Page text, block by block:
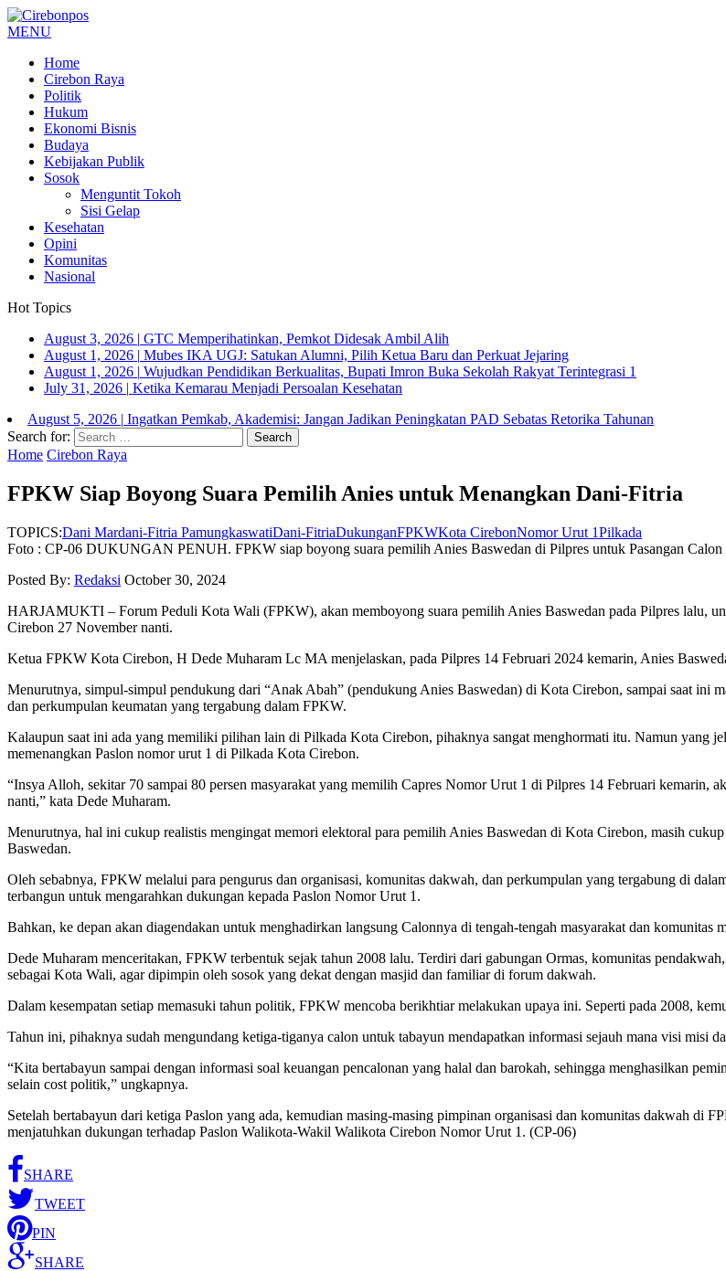
MENU
Home
Cirebon Raya
Politik
Hukum
Ekonomi Bisnis
Budaya
Kebijakan Publik
Sosok
Menguntit Tokoh
Sisi Gelap
Kesehatan
Opini
Komunitas
Nasional
Hot Topics
August 3, 2026 | GTC Memperihatinkan, Pemkot Didesak Ambil Alih
August 1, 2026 | Mubes IKA UGJ: Satukan Alumni, Pilih Ketua Baru dan Perkuat Jejaring
August 1, 2026 | Wujudkan Pendidikan Berkualitas, Bupati Imron Buka Sekolah Rakyat Terintegrasi 1
July 31, 2026 | Ketika Kemarau Menjadi Persoalan Kesehatan
August 5, 2026 | Ingatkan Pemkab, Akademisi: Jangan Jadikan Peningkatan PAD Sebatas Retorika Tahunan
Search for:
Home Cirebon Raya
FPKW Siap Boyong Suara Pemilih Anies untuk Menangkan Dani-Fitria
TOPICS:Dani Mardani-Fitria PamungkaswatiDani-FitriaDukunganFPKWKota CirebonNomor Urut 1Pilkada
Foto : CP-06 DUKUNGAN PENUH. FPKW siap boyong suara pemilih Anies Baswedan di Pilpres untuk Pasangan
Posted By: Redaksi October 30, 2024
HARJAMUKTI – Forum Peduli Kota Wali (FPKW), akan memboyong suara pemilih Anies Baswedan pada Pilpres lalu,
Cirebon 27 November nanti.
Ketua FPKW Kota Cirebon, H Dede Muharam Lc MA menjelaskan, pada Pilpres 14 Februari 2024 kemarin, Anies
Menurutnya, simpul-simpul pendukung dari “Anak Abah” (pendukung Anies Baswedan) di Kota Cirebon, sampai saat ini
dan perkumpulan keumatan yang tergabung dalam FPKW.
Kalaupun saat ini ada yang memiliki pilihan lain di Pilkada Kota Cirebon, pihaknya sangat menghormati itu. Namun yang
memenangkan Paslon nomor urut 1 di Pilkada Kota Cirebon.
“Insya Alloh, sekitar 70 sampai 80 persen masyarakat yang memilih Capres Nomor Urut 1 di Pilpres 14 Februari
nanti,” kata Dede Muharam.
Menurutnya, hal ini cukup realistis mengingat memori elektoral para pemilih Anies Baswedan di Kota Cirebon, masih
Baswedan.
Oleh sebabnya, FPKW melalui para pengurus dan organisasi, komunitas dakwah, dan perkumpulan yang tergabung di
terbangun untuk mengarahkan dukungan kepada Paslon Nomor Urut 1.
Bahkan, ke depan akan diagendakan untuk menghadirkan langsung Calonnya di tengah-tengah masyarakat dan komunitas
Dede Muharam menceritakan, FPKW terbentuk sejak tahun 2008 lalu. Terdiri dari gabungan Ormas, komunitas
sebagai Kota Wali, agar dipimpin oleh sosok yang dekat dengan masjid dan familiar di forum dakwah.
Dalam kesempatan setiap memasuki tahun politik, FPKW mencoba berikhtiar melakukan upaya ini. Seperti pada 2008,
Tahun ini, pihaknya sudah mengundang ketiga-tiganya calon untuk tabayun mendapatkan informasi sejauh mana visi misi
“Kita bertabayun sampai dengan informasi soal keuangan pencalonan yang halal dan barokah, sehingga menghasilkan
selain cost politik,” ungkapnya.
Setelah bertabayun dari ketiga Paslon yang ada, kemudian masing-masing pimpinan organisasi dan komunitas dakwah di
menjatuhkan dukungan terhadap Paslon Walikota-Wakil Walikota Cirebon Nomor Urut 1. (CP-06)
SHARE
TWEET
PIN
SHARE